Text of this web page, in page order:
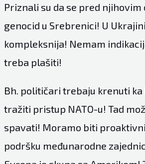
Priznali su da se pred njihovim
genocid u Srebrenici! U
kompleksnija! Nemam
treba plašiti!
Bh. političari trebaju krenuti ka
tražiti pristup NATO-u! Tad
spavati! Moramo biti
podršku međunarodne